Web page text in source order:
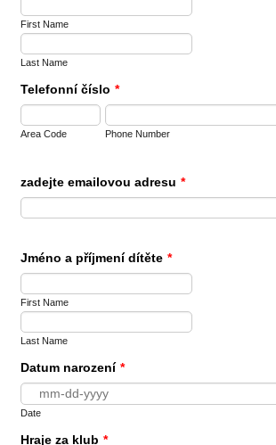
First Name
Last Name
Telefonní číslo *
Area Code Phone Number
zadejte emailovou adresu *
Jméno a příjmení dítěte *
First Name
Last Name
Datum narození *
Date
Hraje za klub *